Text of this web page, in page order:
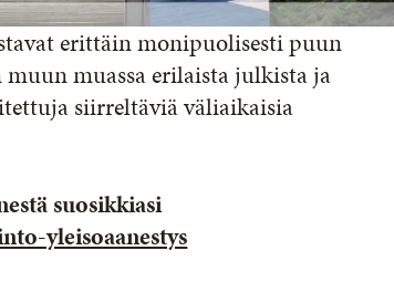
erittäin monipuolisesti puun
muun muassa erilaista julkista ja
siirreltäviä väliaikaisia
suosikkiasi
yleisoaanestys